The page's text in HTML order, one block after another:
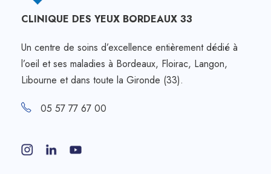
CLINIQUE DES YEUX BORDEAUX 33
Un centre de soins d’excellence entièrement dédié à
l’oeil et ses maladies à Bordeaux, Floirac, Langon,
Libourne et dans toute la Gironde (33).
05 57 77 67 00